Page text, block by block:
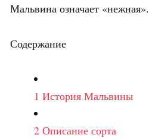
Мальвина означает «нежная».
Содержание
1 История Мальвины
2 Описание сорта